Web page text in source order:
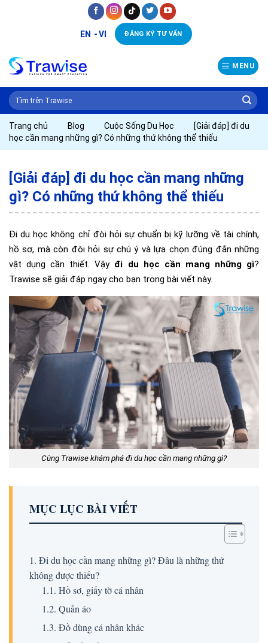
EN VI ĐĂNG KÝ TƯ VẤN
MENU
Trang chủ Blog Cuộc Sống Du Học
[Giải đáp] đi du
học cần mang những gì? Có những thứ không thể thiếu
[Giải đáp] đi du học cần mang những
gì? Có những thứ không thể thiếu
Đi du học không chỉ đòi hỏi sự chuẩn bị kỹ lưỡng về tài chính,
hồ sơ, mà còn đòi hỏi sự chú ý và lựa chọn đúng đắn những
vật dụng cần thiết. Vậy đi du học cần mang những gì?
Trawise sẽ giải đáp ngay cho bạn trong bài viết này.
Cùng Trawise khám phá đi du học cần mang những gì?
MỤC LỤC BÀI VIẾT
1. Đi du học cần mang những gì? Đâu là những thứ
không được thiếu?
1.1. Hồ sơ, giấy tờ cá nhân
1.2. Quần áo
1.3. Đồ dùng cá nhân khác